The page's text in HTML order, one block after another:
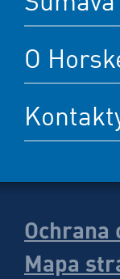
O
Ochrana
Mapa